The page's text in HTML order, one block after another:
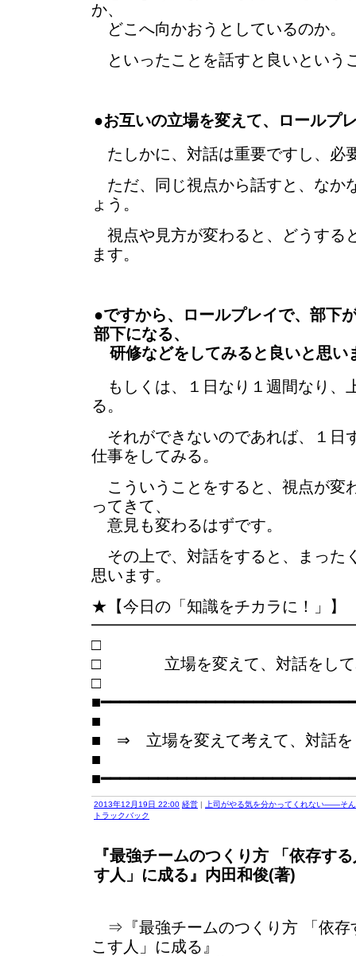
か、
どこへ向かおうとしているのか。
といったことを話すと良いという
●お互いの立場を変えて、ロールプ
たしかに、対話は重要ですし、必
ただ、同じ視点から話すと、なか
ょう。
視点や見方が変わると、どうする
ます。
●ですから、ロールプレイで、部下
部下になる、
研修などをしてみると良いと思い
もしくは、１日なり１週間なり、
る。
それができないのであれば、１日
仕事をしてみる。
こういうことをすると、視点が変
ってきて、
意見も変わるはずです。
その上で、対話をすると、まった
思います。
★【今日の「知識をチカラに！」】
□ 立場を変えて、対話をして
■
■ ⇒ 立場を変えて考えて、対話を
■
2013年12月19日 22:00 経営 |
上司がやる気を分かってくれない――そ
トラックバック
『最強チームのつくり方 「依存す
す人」に成る』内田和俊(著)
⇒『最強チームのつくり方 「依存
こす人」に成る』